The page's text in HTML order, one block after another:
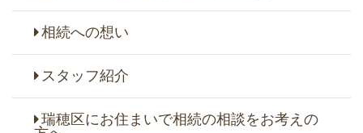
相続への想い
スタッフ紹介
瑞穂区にお住まいで相続の相談をお考えの